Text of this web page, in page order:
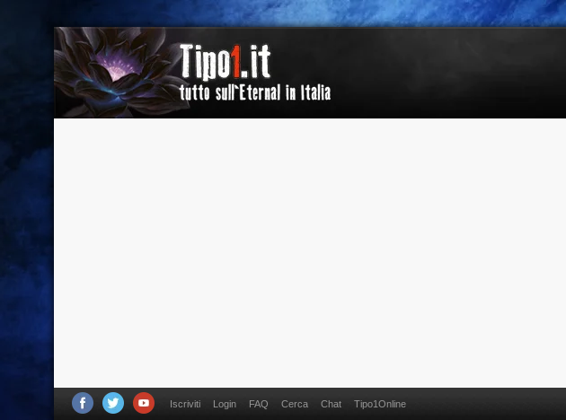
Iscriviti Login FAQ Cerca Chat Tipo1Online